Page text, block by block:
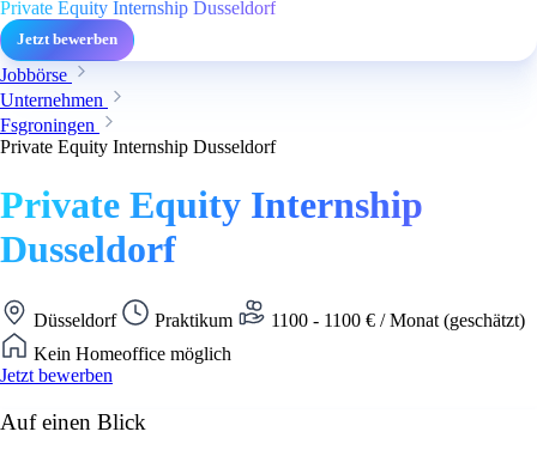
Private Equity Internship Dusseldorf
Jetzt bewerben
Jobbörse
Unternehmen
Fsgroningen
Private Equity Internship Dusseldorf
Private Equity Internship
Dusseldorf
Düsseldorf Praktikum
1100 - 1100 € / Monat (geschätzt)
Kein Homeoffice möglich
Jetzt bewerben
Auf einen Blick